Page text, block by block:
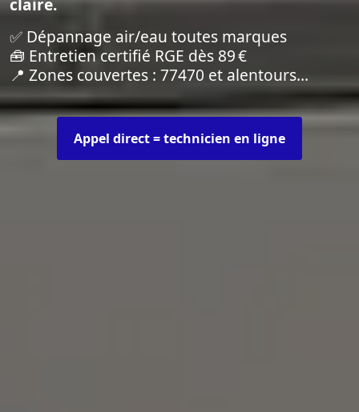
claire.
✅ Dépannage air/eau toutes marques
🧰 Entretien certifié RGE dès 89 €
📍 Zones couvertes : 77470 et alentours…
Appel direct = technicien en ligne